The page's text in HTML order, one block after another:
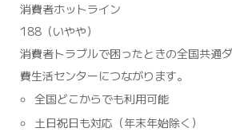
消費者ホットライン
188（いやや）
消費者トラブルで困ったときの全国共通
費生活センターにつながります。
全国どこからでも利用可能
土日祝日も対応（年末年始除く）